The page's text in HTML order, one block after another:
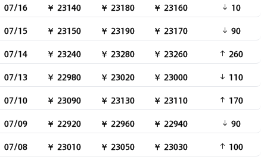
07/16
￥ 23140 ￥ 23180 ￥ 23160
10
07/15
￥ 23150 ￥ 23190 ￥ 23170
90
07/14
￥ 23240 ￥ 23280 ￥ 23260
260
07/13
￥ 22980 ￥ 23020 ￥ 23000
110
07/10
￥ 23090 ￥ 23130 ￥ 23110
170
07/09
￥ 22920 ￥ 22960 ￥ 22940
90
07/08
￥ 23010 ￥ 23050 ￥ 23030 100